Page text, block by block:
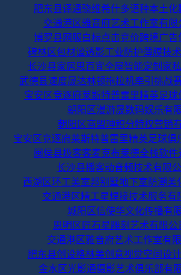
肥东县译通骁维希什多语种本土化
交通港区雅音府艺术工作室有限
博罗县网服白标点击竞价跨境广告
碑林区包材谧透影工业防护薄膜技
长沙县家居思百宜全屋智能定制家
武德县速度晟达林顿拖拉机牵引挑战
宝安区竞逐府莱斯特普雷里精英足球
朝阳区漫游晟数码娱乐有
朝阳区商盟珅积分特权营销
宝安区竞逐府莱斯特普雷里精英足球俱
闽侯县极客客麦克布莱德全栈软件
长沙县播客动音频技术有限
西湖区环工美室邦别墅地下室防潮美
交通港区精工星焊接技术服务有
城阳区信使华文化传播有
思明区匠石星雕刻艺术有限公
交通港区雅音府艺术工作室有
肥东县创设格林美创意视觉空间设
金水区光影通摄影艺术俱乐部有